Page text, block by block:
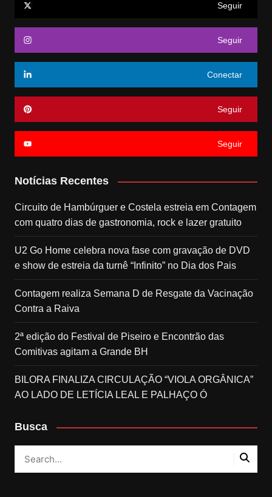
Seguir
Seguir
Conectar
Seguir
Seguir
Notícias Recentes
Circuito de Hambúrguer e Costela estreia em Contagem
com quatro dias de gastronomia, rock e lazer gratuito
U2 Go Home celebra nova fase com gravação de DVD
e show de estreia da turnê “Infinito” no Dia dos Pais
Contagem realiza Semana D de Resgate da Vacinação
Contra a Raiva
2ª edição do Festival de Piseiro e Encontrão das
Comitivas agitam a Grande BH
BILORA FINALIZA CIRCULAÇÃO “VIOLA ORGÂNICA”
AO LADO DE LETÍCIA LEAL E PALHAÇO Ó
Busca